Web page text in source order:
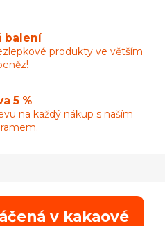
balení
produkty ve větším
5 %
na každý nákup s naším
v kakaové